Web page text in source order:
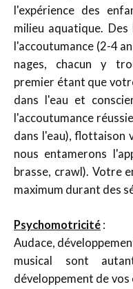
l'expérience des
milieu aquatique. Des
l'accoutumance (2-4
nages, chacun y
premier étant que
dans l'eau et
l'accoutumance
dans l'eau), flottaison
nous entamerons
brasse, crawl). Votre
maximum durant des
Psychomotricité :
Audace,
musical sont
développement de